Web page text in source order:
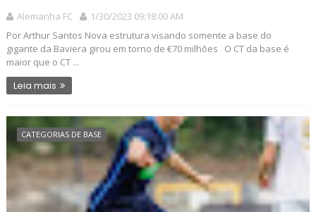
Alemanha FC
1/30/2023 09:18:00 AM
Por Arthur Santos Nova estrutura visando somente a base do
gigante da Baviera girou em torno de €70 milhões O CT da base é
maior que o CT ...
Leia mais
CATEGORIAS DE BASE